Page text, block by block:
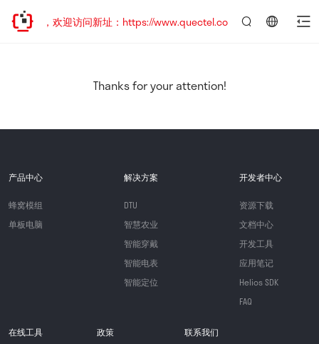
已迁移，欢迎访问新址：https://www.quectel.com.cn
Thanks for your attention!
产品中心
蜂窝模组
单板电脑
解决方案
DTU
智慧农业
智能穿戴
智能电表
智能定位
开发者中心
资源下载
文档中心
开发工具
应用笔记
Helios SDK
FAQ
在线工具 政策 联系我们